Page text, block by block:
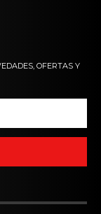
OFERTAS Y